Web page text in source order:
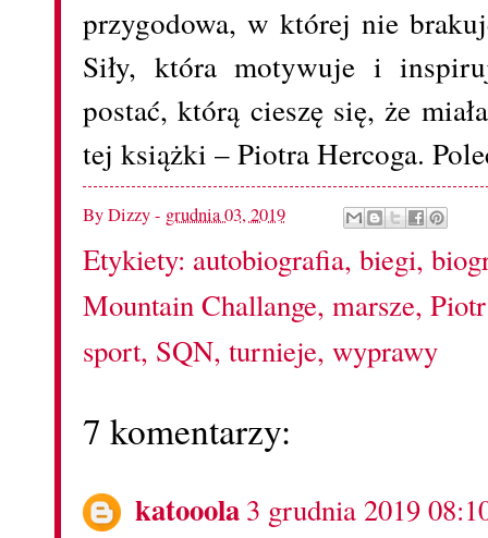
przygodowa, w której nie
Siły, która motywuje i
postać, którą cieszę się, że
tej książki – Piotra Hercoga.
ByDizzy- grudnia 03, 2019
Etykiety: autobiografia, biegi,
Mountain Challange, marsze,
sport, SQN, turnieje, wyprawy
7 komentarzy:
katooola3 grudnia 2019